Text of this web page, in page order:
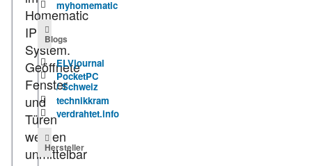
Homematic
IP
System.
Geöffnete
Fenster
und
Türen
werden
unmittelbar
myhomematic
Blogs
ELVjournal
PocketPC
/ Schweiz
technikkram
verdrahtet.info
Hersteller